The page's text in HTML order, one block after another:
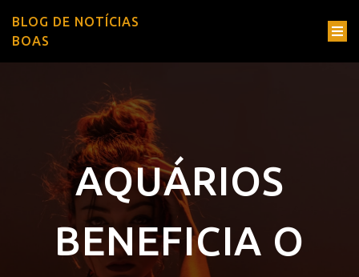
BLOG DE NOTÍCIAS
BOAS
AQUÁRIOS
BENEFICIA O